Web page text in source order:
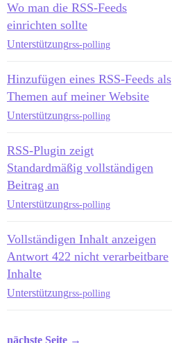
Wo man die RSS-Feeds
einrichten sollte
Unterstützungrss-polling
Hinzufügen eines RSS-Feeds als
Themen auf meiner Website
Unterstützungrss-polling
RSS-Plugin zeigt
Standardmäßig vollständigen
Beitrag an
Unterstützungrss-polling
Vollständigen Inhalt anzeigen
Antwort 422 nicht verarbeitbare
Inhalte
Unterstützungrss-polling
nächste Seite →